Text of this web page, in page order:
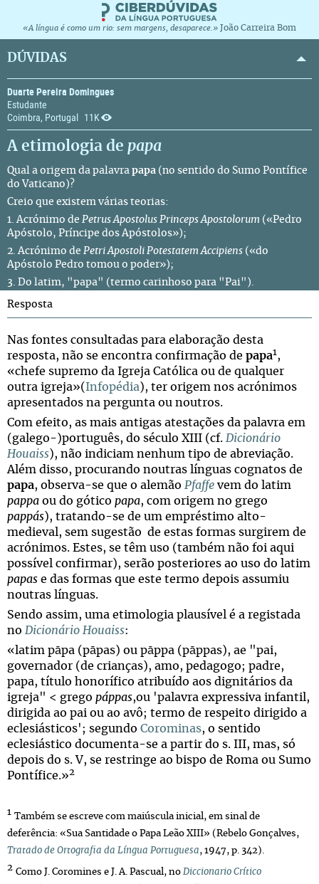
«A língua é como um rio: sem margens, desaparece.» João Carreira Bom
DÚVIDAS
Duarte Pereira Domingues
Estudante
Coimbra, Portugal
11K
A etimologia de papa
Qual a origem da palavra papa (no sentido do Sumo Pontífice
do Vaticano)?
Creio que existem várias teorias:
1. Acrónimo de Petrus Apostolus Princeps Apostolorum («Pedro
Apóstolo, Príncipe dos Apóstolos»);
2. Acrónimo de Petri Apostoli Potestatem Accipiens («do
Apóstolo Pedro tomou o poder»);
3. Do latim, "papa" (termo carinhoso para "Pai").
Resposta
Nas fontes consultadas para elaboração desta
resposta, não se encontra confirmação de papa1 ,
«chefe supremo da Igreja Católica ou de qualquer
outra igreja»( Infopédia), ter origem nos acrónimos
apresentados na pergunta ou noutros.
Com efeito, as mais antigas atestações da palavra em
(galego-)português, do século XIII (cf. Dicionário
Houaiss), não indiciam nenhum tipo de abreviação.
Além disso, procurando noutras línguas cognatos de
papa, observa-se que o alemão Pfaffe vem do latim
pappa ou do gótico papa, com origem no grego
pappás), tratando-se de um empréstimo alto-
medieval, sem sugestão de estas formas surgirem de
acrónimos. Estes, se têm uso (também não foi aqui
possível confirmar), serão posteriores ao uso do latim
papas e das formas que este termo depois assumiu
noutras línguas.
Sendo assim, uma etimologia plausível é a registada
no Dicionário Houaiss:
«latim pāpa (pāpas) ou pāppa (pāppas), ae "pai,
governador (de crianças), amo, pedagogo; padre,
papa, título honorífico atribuído aos dignitários da
igreja" < grego páppas,ou 'palavra expressiva infantil,
dirigida ao pai ou ao avô; termo de respeito dirigido a
eclesiásticos'; segundo Corominas, o sentido
eclesiástico documenta-se a partir do s. III, mas, só
depois do s. V, se restringe ao bispo de Roma ou Sumo
Pontífice.»2
1 Também se escreve com maiúscula inicial, em sinal de
deferência: «Sua Santidade o Papa Leão XIII» (Rebelo Gonçalves,
Tratado de Ortografia da Língua Portuguesa, 1947, p. 342).
2 Como J. Coromines e J. A. Pascual, no Diccionario Crítico